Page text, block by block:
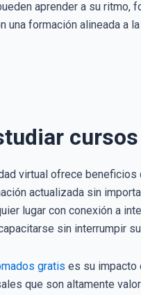
aprender a su
formación alineada a
virtual ofrece
actualizada sin
lugar con conexión a
sin interrumpir
gratis es su impacto
que son altamente